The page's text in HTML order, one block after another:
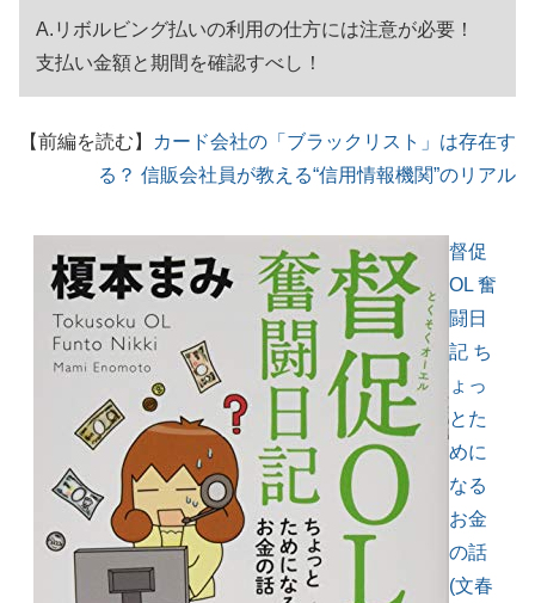
A.リボルビング払いの利用の仕方には注意が必要！
支払い金額と期間を確認すべし！
【前編を読む】
カード会社の「ブラックリスト」は存在す
る？ 信販会社員が教える“信用情報機関”のリアル
督促
OL 奮
闘日
記 ち
ょっ
とた
めに
なる
お金
の話
(文春